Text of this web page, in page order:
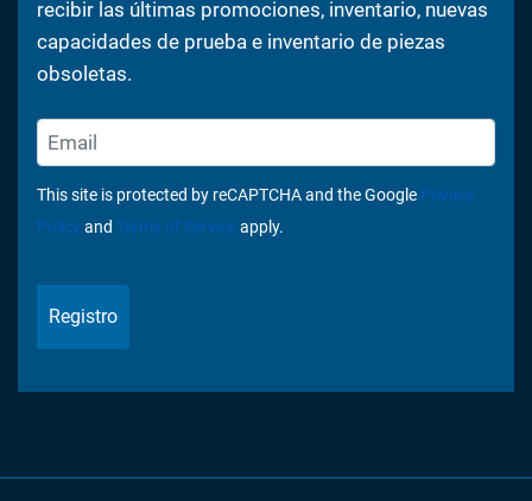
recibir las últimas promociones, inventario, nuevas
capacidades de prueba e inventario de piezas
obsoletas.
This site is protected by reCAPTCHA and the Google Privacy
Policy and Terms of Serviceapply.
Registro